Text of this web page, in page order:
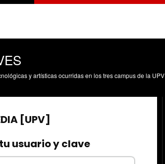
y artísticas ocurridas en los tres campus de la UPV